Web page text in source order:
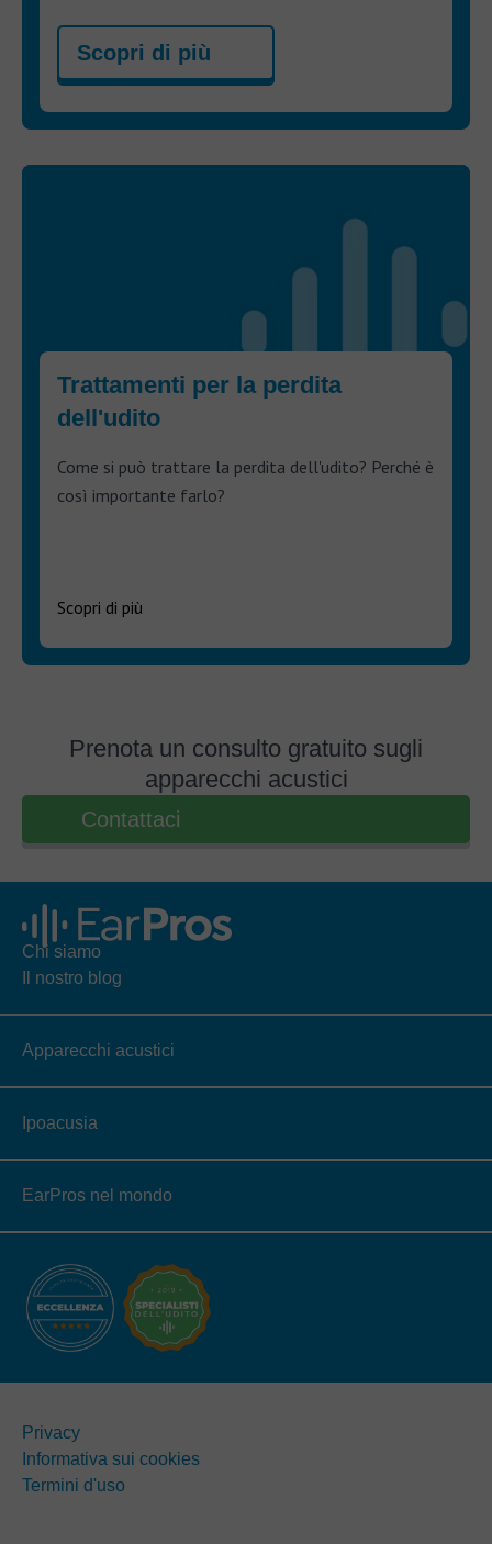
Scopri di più
Trattamenti per la perdita
dell'udito
Come si può trattare la perdita dell'udito? Perché è
così importante farlo?
Scopri di più
Prenota un consulto gratuito sugli
apparecchi acustici
Contattaci
Chi siamo
Il nostro blog
Apparecchi acustici
Ipoacusia
EarPros nel mondo
Privacy
Informativa sui cookies
Termini d'uso